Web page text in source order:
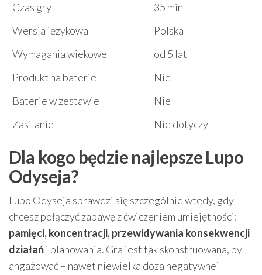
Czas gry
35 min
Wersja językowa
Polska
Wymagania wiekowe
od 5 lat
Produkt na baterie
Nie
Baterie w zestawie
Nie
Zasilanie
Nie dotyczy
Dla kogo będzie najlepsze Lupo
Odyseja?
Lupo Odyseja sprawdzi się szczególnie wtedy, gdy
chcesz połączyć zabawę z ćwiczeniem umiejętności:
pamięci, koncentracji, przewidywania konsekwencji
działańi planowania. Gra jest tak skonstruowana, by
angażować – nawet niewielka doza negatywnej